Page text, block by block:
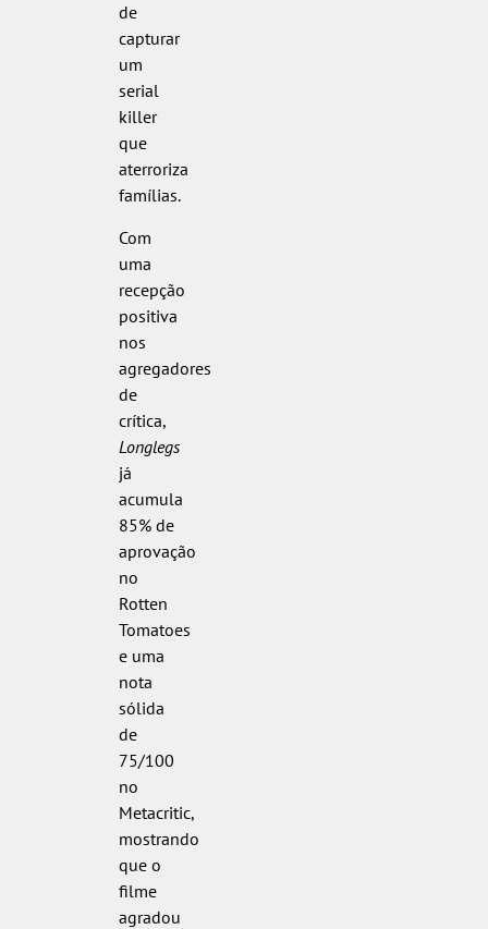
de
capturar
um
serial
killer
que
aterroriza
famílias.
Com
uma
recepção
positiva
nos
agregadores
de
crítica,
Longlegs
já
acumula
85% de
aprovação
no
Rotten
Tomatoes
e uma
nota
sólida
de
75/100
no
Metacritic,
mostrando
que o
filme
agradou